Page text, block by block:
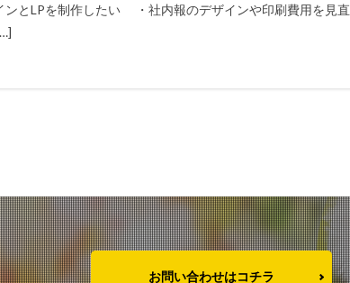
とLPを制作したい ・社内報のデザインや印刷費用を見直
お問い合わせはコチラ